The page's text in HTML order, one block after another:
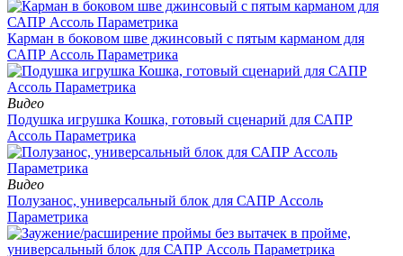
Карман в боковом шве джинсовый с пятым карманом для
САПР Ассоль Параметрика
Видео
Подушка игрушка Кошка, готовый сценарий для САПР
Ассоль Параметрика
Видео
Полузанос, универсальный блок для САПР Ассоль
Параметрика